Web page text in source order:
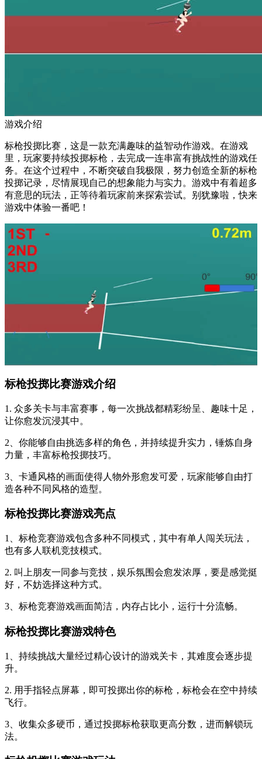
游戏介绍
标枪投掷比赛，这是一款充满趣味的益智动作游戏。在游戏
里，玩家要持续投掷标枪，去完成一连串富有挑战性的游戏任
务。在这个过程中，不断突破自我极限，努力创造全新的标枪
投掷记录，尽情展现自己的想象能力与实力。游戏中有着超多
有意思的玩法，正等待着玩家前来探索尝试。别犹豫啦，快来
游戏中体验一番吧！
标枪投掷比赛游戏介绍
1. 众多关卡与丰富赛事，每一次挑战都精彩纷呈、趣味十足，
让你愈发沉浸其中。
2、你能够自由挑选多样的角色，并持续提升实力，锤炼自身
力量，丰富标枪投掷技巧。
3、卡通风格的画面使得人物外形愈发可爱，玩家能够自由打
造各种不同风格的造型。
标枪投掷比赛游戏亮点
1、标枪竞赛游戏包含多种不同模式，其中有单人闯关玩法，
也有多人联机竞技模式。
2. 叫上朋友一同参与竞技，娱乐氛围会愈发浓厚，要是感觉挺
好，不妨选择这种方式。
3、标枪竞赛游戏画面简洁，内存占比小，运行十分流畅。
标枪投掷比赛游戏特色
1、持续挑战大量经过精心设计的游戏关卡，其难度会逐步提
升。
2. 用手指轻点屏幕，即可投掷出你的标枪，标枪会在空中持续
飞行。
3、收集众多硬币，通过投掷标枪获取更高分数，进而解锁玩
法。